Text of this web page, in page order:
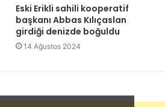
Eski Erikli sahili kooperatif
başkanı Abbas Kılıçaslan
girdiği denizde boğuldu
14 Ağustos 2024